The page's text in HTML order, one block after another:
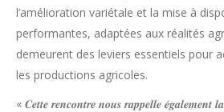
l’amélioration variétale et la mise à
performantes, adaptées aux réalités
demeurent des leviers essentiels pour
les productions agricoles.
« 𝑪𝒆𝒕𝒕𝒆 𝒓𝒆𝒏𝒄𝒐𝒏𝒕𝒓𝒆 𝒏𝒐𝒖𝒔 𝒓𝒂𝒑𝒑𝒆𝒍𝒍𝒆 𝒆́𝒈𝒂𝒍𝒆𝒎𝒆𝒏𝒕